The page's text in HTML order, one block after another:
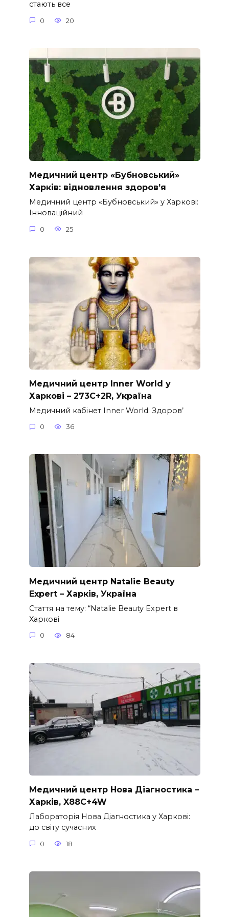
стають все
0 20
Медичний центр «Бубновський»
Харків: відновлення здоров’я
Медичний центр «Бубновський» у Харкові:
Інноваційний
0 25
Медичний центр Inner World у
Харкові – 273C+2R, Україна
Медичний кабінет Inner World: Здоров’
0 36
Медичний центр Natalie Beauty
Expert – Харків, Україна
Стаття на тему: “Natalie Beauty Expert в
Харкові
0 84
Медичний центр Нова Діагностика –
Харків, X88C+4W
Лабораторія Нова Діагностика у Харкові:
до світу сучасних
0 18